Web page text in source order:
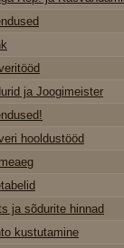
ja Joogimeister
hooldustööd
ja sõdurite hinnad
kustutamine